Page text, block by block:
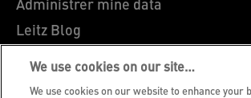
Administrer mine data
Leitz Blog
Karrierer
Leitz EasyPrint
We use cookies on our site…
We use cookies on our website to enhance your